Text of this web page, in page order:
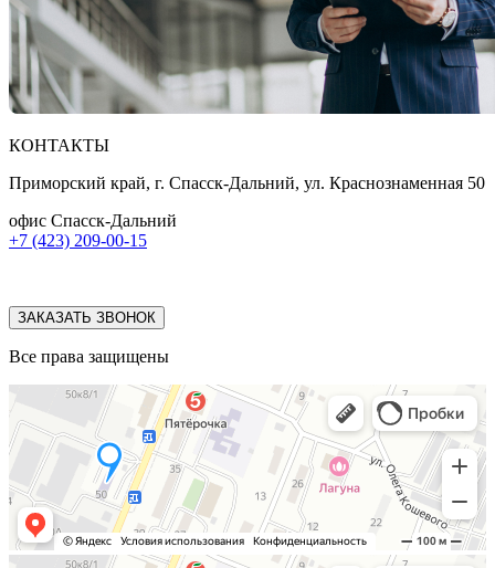
КОНТАКТЫ
Приморский край, г. Спасск-Дальний, ул. Краснознаменная 50
офис Спасск-Дальний
+7 (423) 209-00-15
ЗАКАЗАТЬ ЗВОНОК
Все права защищены